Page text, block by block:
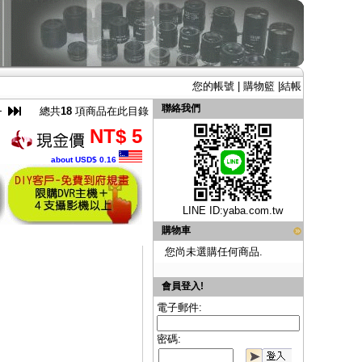
您的帳號 購物籃 結帳
總共18 項商品在此目錄
NT$ 5
about USD$ 0.16
聯絡我們
LINE ID:yaba.com.tw
購物車
您尚未選購任何商品.
會員登入!
電子郵件:
密碼: